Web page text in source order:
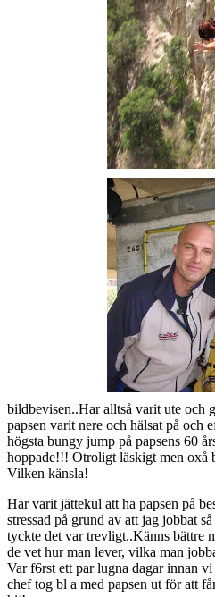
bildbevisen..Har alltså varit ute och
papsen varit nere och hälsat på och
högsta bungy jump på papsens 60
hoppade!!! Otroligt läskigt men oxå
Vilken känsla!
Har varit jättekul att ha papsen på
stressad på grund av att jag jobbat
tyckte det var trevligt..Känns bättre
de vet hur man lever, vilka man
Var f6rst ett par lugna dagar innan
chef tog bl a med papsen ut för att